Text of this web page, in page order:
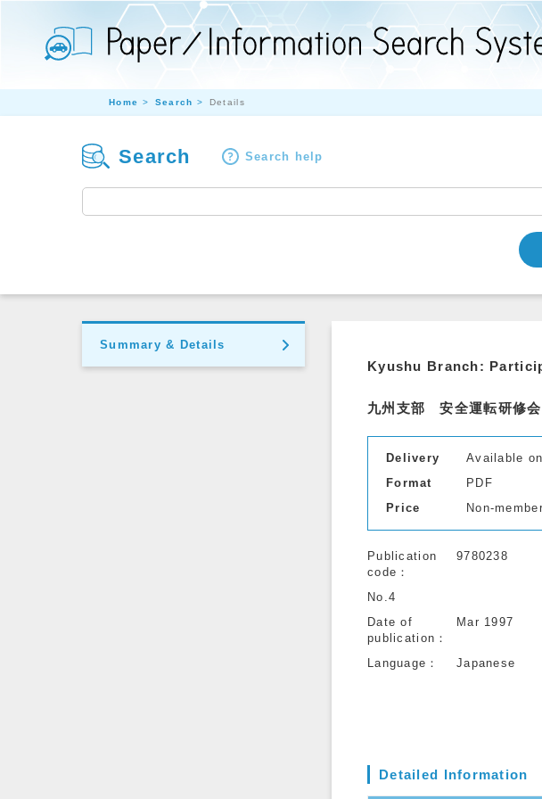
Home Search Details
Search Search help
Summary & Details
Kyushu Branch:
九州支部 安全運転研修会
Delivery
Available
Format
PDF
Price
Non-
Publication
code
9780238
No.4
Date of
publication
Mar 1997
Language Japanese
Detailed Information